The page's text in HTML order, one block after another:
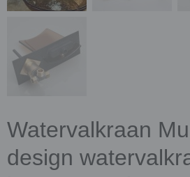
Watervalkraan
design